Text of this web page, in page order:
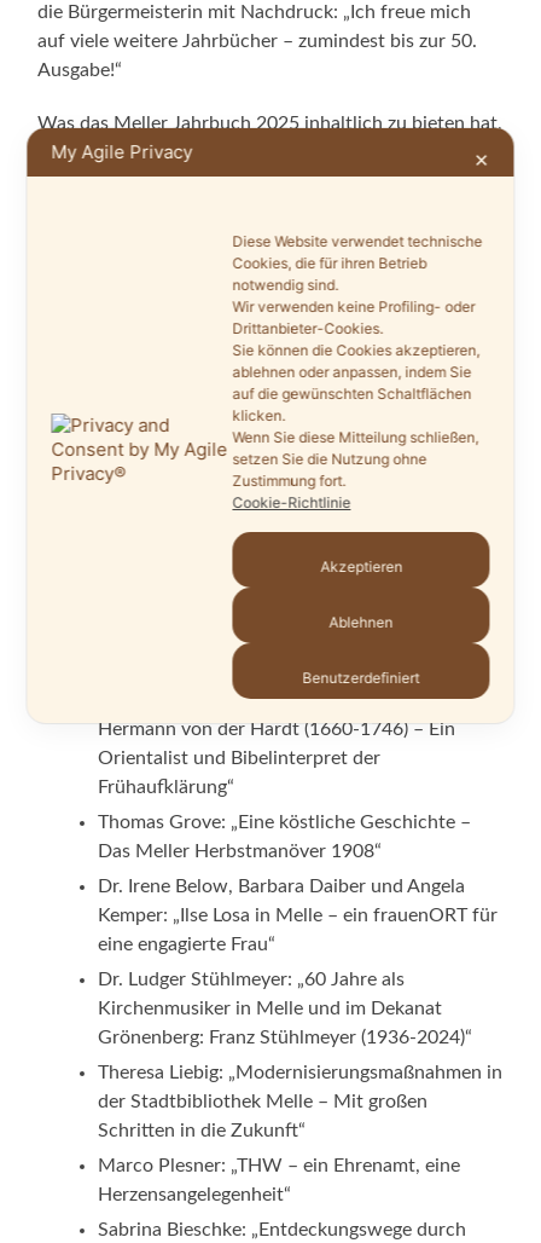
die Bürgermeisterin mit Nachdruck: „Ich freue mich
auf viele weitere Jahrbücher – zumindest bis zur 50.
Ausgabe!“
Was das Meller Jahrbuch 2025 inhaltlich zu bieten hat,
verdeutlicht die nachfolgende Übersicht mit den
Namen aller Autorinnen und Autoren und deren
Jutta Dettmann: „Das Leben in unserer Heimat
vielgestaltig dargestellt – Grußwort der
Bürgermeisterin
Hon.-Prof. Dr. Fritz-Gerd Mittelstädt: „Mensch
und Raum – Räume und Menschen – Vorwort
des Herausgebers“
Astrid Schmidtendorf: „Melle-Buer – Eine
abwechslungsreiche Landschaft für Jura-
Volker Tiemeyer: „Biotopverbund in der
Gemarkung Markendorf – Naturschutz auf
Bodo Zehm mit einem Beitrag von Uwe Plaß:
„Sieben Fragen zur Geschichte der Stadt Melle“
Dr. Peter Hennig: „Von Melle nach Helmstedt:
Hermann von der Hardt (1660-1746) – Ein
Orientalist und Bibelinterpret der
Frühaufklärung“
Thomas Grove: „Eine köstliche Geschichte –
Das Meller Herbstmanöver 1908“
Dr. Irene Below, Barbara Daiber und Angela
Kemper: „Ilse Losa in Melle – ein frauenORT für
eine engagierte Frau“
Dr. Ludger Stühlmeyer: „60 Jahre als
Kirchenmusiker in Melle und im Dekanat
Grönenberg: Franz Stühlmeyer (1936-2024)“
Theresa Liebig: „Modernisierungsmaßnahmen in
der Stadtbibliothek Melle – Mit großen
Schritten in die Zukunft“
Marco Plesner: „THW – ein Ehrenamt, eine
Herzensangelegenheit“
Sabrina Bieschke: „Entdeckungswege durch
My Agile Privacy ✕
Diese Website verwendet technische
Cookies, die für ihren Betrieb
notwendig sind.
Wir verwenden keine Profiling- oder
Drittanbieter-Cookies.
Sie können die Cookies akzeptieren,
ablehnen oder anpassen, indem Sie
auf die gewünschten Schaltflächen
klicken.
Wenn Sie diese Mitteilung schließen,
setzen Sie die Nutzung ohne
Zustimmung fort.
Cookie-Richtlinie
Akzeptieren
Ablehnen
Benutzerdefiniert